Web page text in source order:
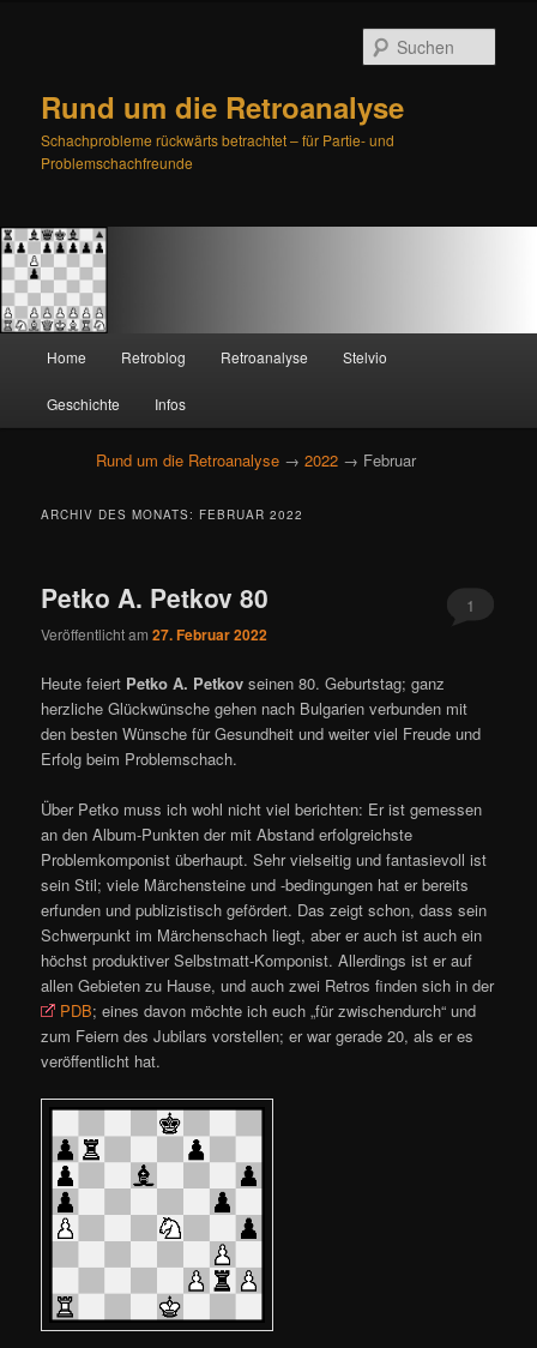
Rund um die Retroanalyse
Schachprobleme rückwärts betrachtet – für Partie- und
Problemschachfreunde
Zum
primären
Inhalt
springen
Zum
sekundären
Inhalt
springen
Home Retroblog Retroanalyse Stelvio
Geschichte Infos
Rund um die Retroanalyse → 2022 → Februar
ARCHIV DES MONATS: FEBRUAR 2022
Petko A. Petkov 80
Veröffentlicht am27. Februar 2022
1
Heute feiert Petko A. Petkov seinen 80. Geburtstag; ganz
herzliche Glückwünsche gehen nach Bulgarien verbunden mit
den besten Wünsche für Gesundheit und weiter viel Freude und
Erfolg beim Problemschach.
Über Petko muss ich wohl nicht viel berichten: Er ist gemessen
an den Album-Punkten der mit Abstand erfolgreichste
Problemkomponist überhaupt. Sehr vielseitig und fantasievoll ist
sein Stil; viele Märchensteine und -bedingungen hat er bereits
erfunden und publizistisch gefördert. Das zeigt schon, dass sein
Schwerpunkt im Märchenschach liegt, aber er auch ist auch ein
höchst produktiver Selbstmatt-Komponist. Allerdings ist er auf
allen Gebieten zu Hause, und auch zwei Retros finden sich in der
PDB; eines davon möchte ich euch „für zwischendurch“ und
zum Feiern des Jubilars vorstellen; er war gerade 20, als er es
veröffentlicht hat.